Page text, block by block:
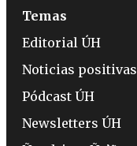
Temas
Editorial ÚH
Noticias positivas
Pódcast ÚH
Newsletters ÚH